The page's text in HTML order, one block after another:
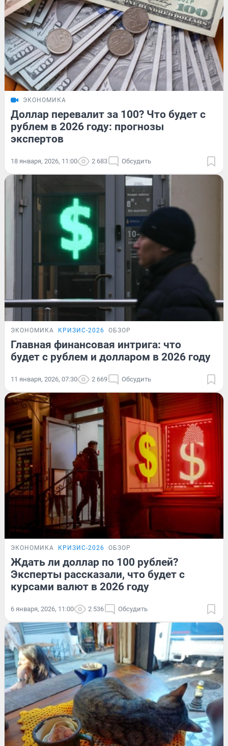
ЭКОНОМИКА
Доллар перевалит за 100? Что будет с
рублем в 2026 году: прогнозы
экспертов
18 января, 2026, 11:00 2 683 Обсудить
ЭКОНОМИКА КРИЗИС-2026 ОБЗОР
Главная финансовая интрига: что
будет с рублем и долларом в 2026 году
11 января, 2026, 07:30 2 669 Обсудить
ЭКОНОМИКА КРИЗИС-2026 ОБЗОР
Ждать ли доллар по 100 рублей?
Эксперты рассказали, что будет с
курсами валют в 2026 году
6 января, 2026, 11:00 2 536 Обсудить